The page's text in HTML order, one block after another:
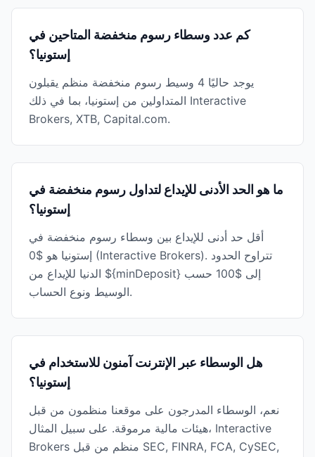
كم عدد وسطاء رسوم منخفضة المتاحين في
إستونيا؟
يوجد حاليًا 4 وسيط رسوم منخفضة منظم يقبلون
المتداولين من إستونيا، بما في ذلك Interactive
Brokers, XTB, Capital.com.
ما هو الحد الأدنى للإيداع لتداول رسوم منخفضة في
إستونيا؟
أقل حد أدنى للإيداع بين وسطاء رسوم منخفضة في
إستونيا هو $0 (Interactive Brokers). تتراوح الحدود
الدنيا للإيداع من ${minDeposit} إلى $100 حسب
الوسيط ونوع الحساب.
هل الوسطاء عبر الإنترنت آمنون للاستخدام في
إستونيا؟
نعم، الوسطاء المدرجون على موقعنا منظمون من قبل
هيئات مالية مرموقة. على سبيل المثال، Interactive
Brokers منظم من قبل SEC, FINRA, FCA, CySEC,